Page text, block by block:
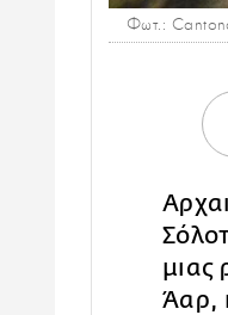
Φωτ.:
μιας
Άαρ,